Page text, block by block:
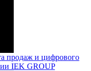
продаж и цифрового
IEK GROUP